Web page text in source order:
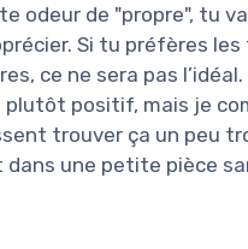
odeur de "propre", tu
Si tu préfères les
ce ne sera pas l’idéal.
positif, mais je
trouver ça un peu
une petite pièce